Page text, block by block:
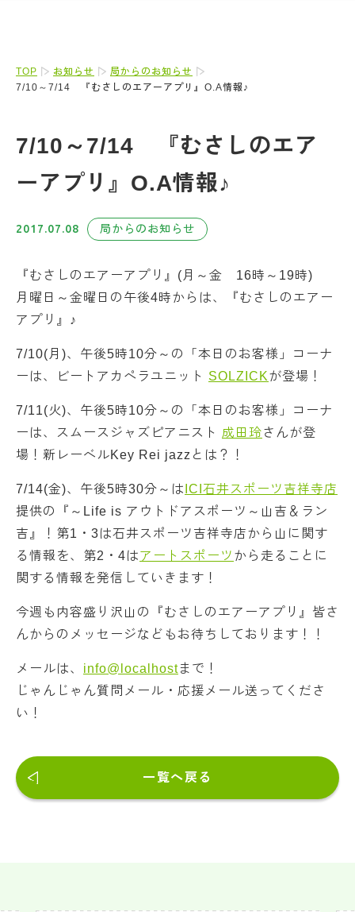
TOP お知らせ
局からのお知らせ
7/10～7/14 『むさしのエアーアプリ』O.A情報♪
7/10～7/14 『むさしのエア
ーアプリ』O.A情報♪
2017.07.08 局からのお知らせ
『むさしのエアーアプリ』(月～金 16時～19時)
月曜日～金曜日の午後4時からは、『むさしのエアー
アプリ』♪
7/10(月)、午後5時10分～の「本日のお客様」コーナ
ーは、ビートアカペラユニット SOLZICKが登場！
7/11(火)、午後5時10分～の「本日のお客様」コーナ
ーは、スムースジャズピアニスト 成田玲さんが登
場！新レーベルKey Rei jazzとは？！
7/14(金)、午後5時30分～は ICI石井スポーツ吉祥寺店
提供の『～Life is アウトドアスポーツ～山吉＆ラン
吉』！第1・3は石井スポーツ吉祥寺店から山に関す
る情報を、第2・4はアートスポーツ から走ることに
関する情報を発信していきます！
今週も内容盛り沢山の『むさしのエアーアプリ』皆さ
んからのメッセージなどもお待ちしております！！
メールは、 info@localhostまで！
じゃんじゃん質問メール・応援メール送ってくださ
い！
一覧へ戻る